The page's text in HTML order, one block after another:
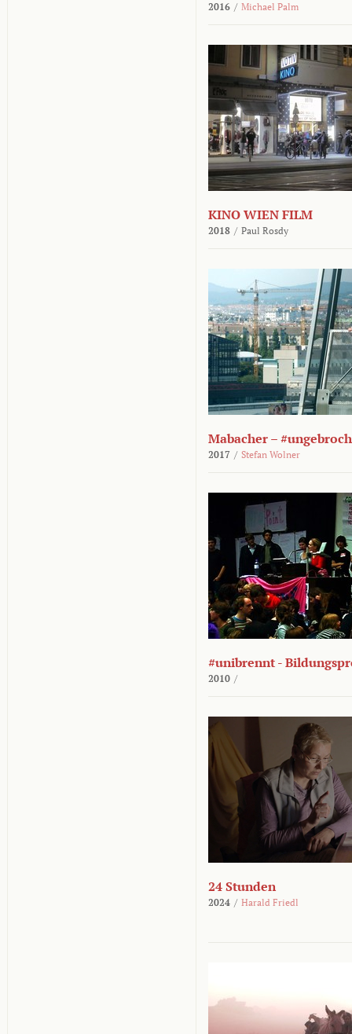
2016 / Michael Palm
KINO WIEN FILM
2018 / Paul Rosdy
Mabacher –
2017 / Stefan Wolner
#unibrennt -
2010 /
24 Stunden
2024 / Harald Friedl